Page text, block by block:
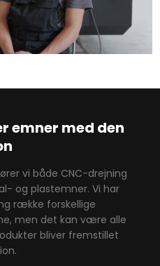
emner med den
vi både CNC-drejning
og plastemner. Vi har
række forskellige
men det kan være alle
bliver fremstillet